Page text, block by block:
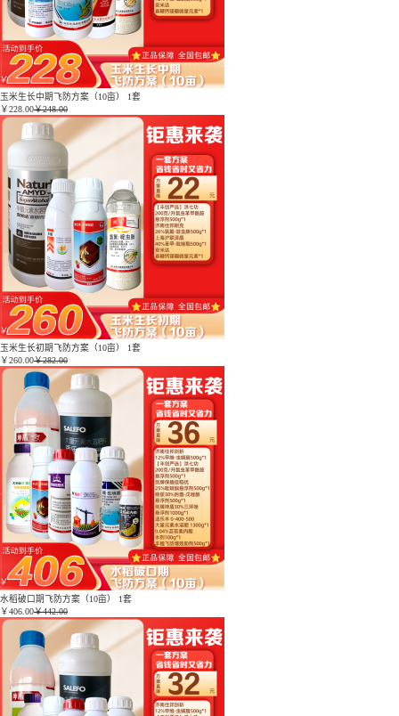
玉米生长中期飞防方案（10亩） 1套
￥228.00￥248.00
玉米生长初期飞防方案（10亩） 1套
￥260.00￥282.00
水稻破口期飞防方案（10亩） 1套
￥406.00￥442.00